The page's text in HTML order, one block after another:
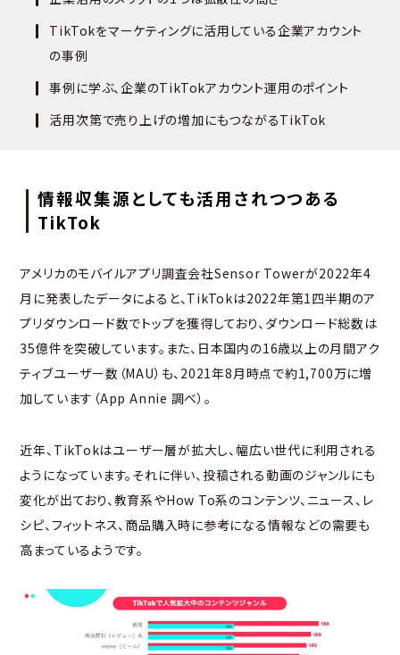
TikTokをマーケティングに活用している企業アカウント
の事例
事例に学ぶ、企業のTikTokアカウント運用のポイント
活用次第で売り上げの増加にもつながるTikTok
情報収集源としても活用されつつある
TikTok
アメリカのモバイルアプリ調査会社Sensor Towerが2022年4
月に発表したデータによると、TikTokは2022年第1四半期のア
プリダウンロード数でトップを獲得しており、ダウンロード総数は
35億件を突破しています。また、日本国内の16歳以上の月間アク
ティブユーザー数（MAU）も、2021年8月時点で約1,700万に増
加しています（App Annie 調べ）。
近年、TikTokはユーザー層が拡大し、幅広い世代に利用される
ようになっています。それに伴い、投稿される動画のジャンルにも
変化が出ており、教育系やHow To系のコンテンツ、ニュース、レ
シピ、フィットネス、商品購入時に参考になる情報などの需要も
高まっているようです。